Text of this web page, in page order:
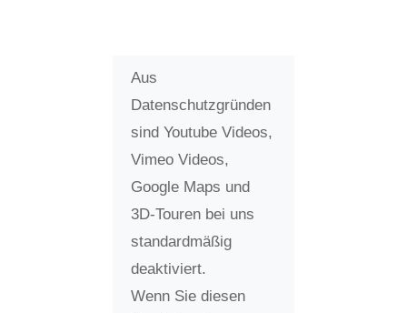
Aus
Datenschutzgründen
sind Youtube Videos,
Vimeo Videos,
Google Maps und
3D-Touren bei uns
standardmäßig
deaktiviert.
Wenn Sie diesen